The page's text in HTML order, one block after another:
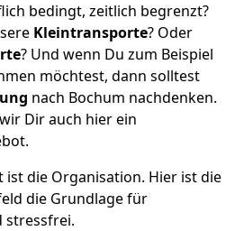
bedingt, zeitlich begrenzt?
Kleintransporte? Oder
? Und wenn Du zum Beispiel
möchtest, dann solltest
nach Bochum nachdenken.
Dir auch hier ein
ist die Organisation. Hier ist die
die Grundlage für
stressfrei.